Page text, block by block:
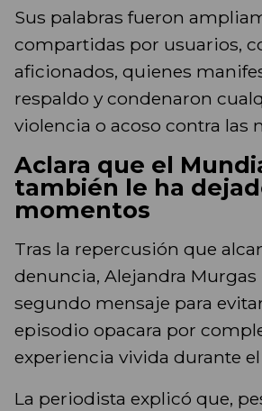
Sus palabras fueron
compartidas por usuarios,
aficionados, quienes
respaldo y condenaron
violencia o acoso contra las
Aclara que el
también le ha
momentos
Tras la repercusión que
denuncia, Alejandra
segundo mensaje para
episodio opacara por
experiencia vivida durante
La periodista explicó que,